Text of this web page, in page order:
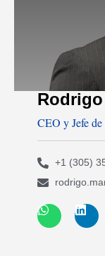
CEO y Jefe
+1 (305)